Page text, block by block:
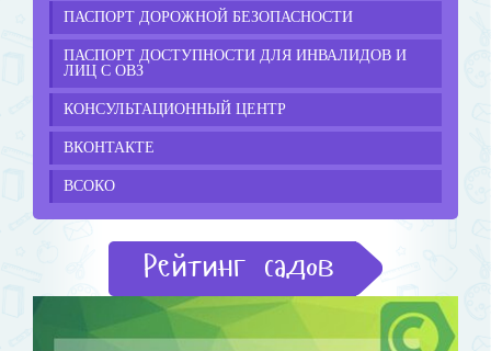
ПАСПОРТ ДОРОЖНОЙ БЕЗОПАСНОСТИ
ПАСПОРТ ДОСТУПНОСТИ ДЛЯ ИНВАЛИДОВ И
ЛИЦ С ОВЗ
КОНСУЛЬТАЦИОННЫЙ ЦЕНТР
ВКОНТАКТЕ
ВСОКО
Рейтинг садов